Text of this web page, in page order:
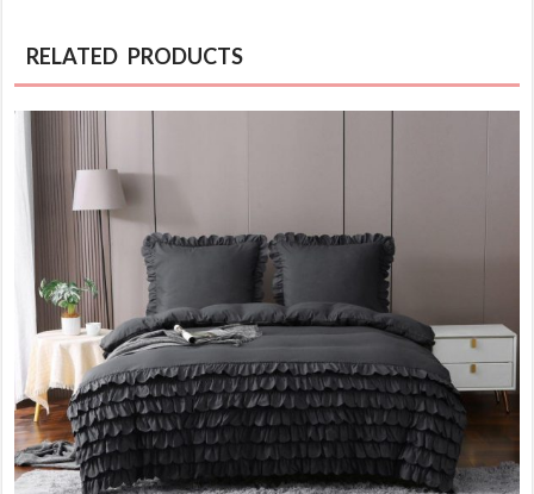
RELATED PRODUCTS